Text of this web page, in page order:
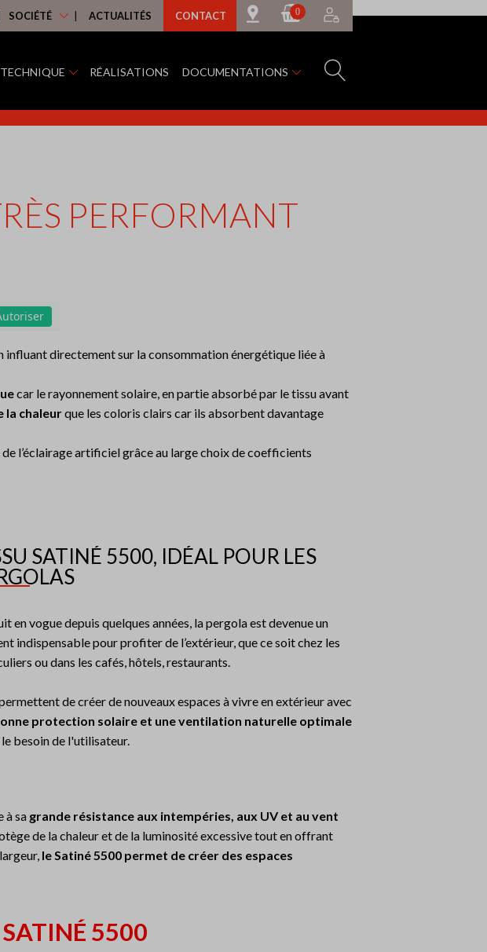
SOCIÉTÉ ACTUALITÉS CONTACT 0
RÉALISATIONS DOCUMENTATIONS
PERFORMANT
influant directement sur la consommation énergétique liée à
car le rayonnement solaire, en partie absorbé par le tissu avant
la chaleurque les coloris clairs car ils absorbent davantage
l’éclairage artificiel grâce au large choix de coefficients
SATINÉ 5500, IDÉAL POUR LES
en vogue depuis quelques années, la pergola est devenue un
indispensable pour profiter de l’extérieur, que ce soit chez les
ou dans les cafés, hôtels, restaurants.
de créer de nouveaux espaces à vivre en extérieur avec
protection solaire et une ventilation naturelle optimale
besoin de l'utilisateur.
à sa grande résistance aux intempéries, aux UV et au vent
de la chaleur et de la luminosité excessive tout en offrant
le Satiné 5500 permet de créer des espaces
SATINÉ 5500